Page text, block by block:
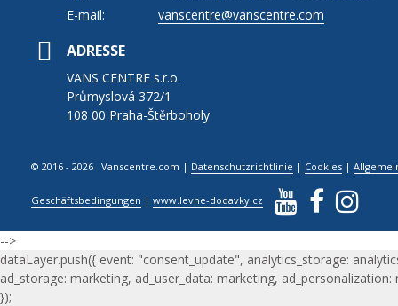
E-mail:
vanscentre@vanscentre.com
ADRESSE
VANS CENTRE s.r.o.
Průmyslová 372/1
108 00 Praha-Štěrboholy
© 2016 - 2026 Vanscentre.com | Datenschutzrichtlinie | Cookies |
Geschäftsbedingungen |www.levne-dodavky.cz
-->
dataLayer.push({ event: "consent_update", analytics_storage:
ad_storage: marketing, ad_user_data: marketing, ad_personalization:
});